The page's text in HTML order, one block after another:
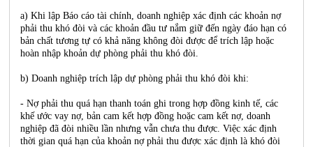
a) Khi lập Báo cáo tài chính, doanh nghiệp xác định các khoản nợ
phải thu khó đòi và các khoản đầu tư nắm giữ đến ngày đáo hạn có
bản chất tương tự có khả năng không đòi được để trích lập hoặc
hoàn nhập khoản dự phòng phải thu khó đòi.
b) Doanh nghiệp trích lập dự phòng phải thu khó đòi khi:
- Nợ phải thu quá hạn thanh toán ghi trong hợp đồng kinh tế, các
khế ước vay nợ, bản cam kết hợp đồng hoặc cam kết nợ, doanh
nghiệp đã đòi nhiều lần nhưng vẫn chưa thu được. Việc xác định
thời gian quá hạn của khoản nợ phải thu được xác định là khó đòi